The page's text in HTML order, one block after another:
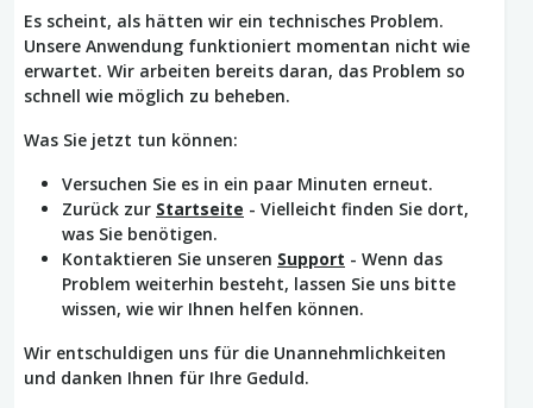
Es scheint, als hätten wir ein technisches Problem.
Unsere Anwendung funktioniert momentan nicht wie
erwartet. Wir arbeiten bereits daran, das Problem so
schnell wie möglich zu beheben.
Was Sie jetzt tun können:
Versuchen Sie es in ein paar Minuten erneut.
Zurück zur Startseite - Vielleicht finden Sie dort,
was Sie benötigen.
Kontaktieren Sie unseren Support - Wenn das
Problem weiterhin besteht, lassen Sie uns bitte
wissen, wie wir Ihnen helfen können.
Wir entschuldigen uns für die Unannehmlichkeiten
und danken Ihnen für Ihre Geduld.